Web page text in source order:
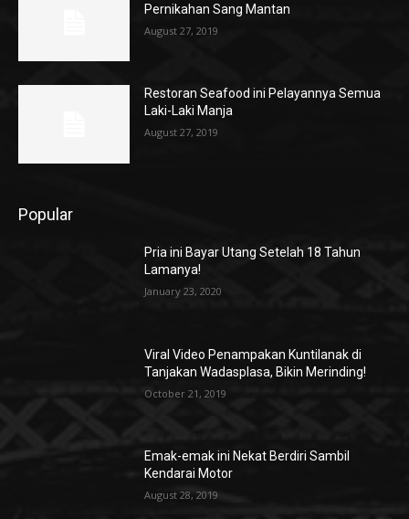
Pernikahan Sang Mantan
August 27, 2019
Restoran Seafood ini Pelayannya Semua
Laki-Laki Manja
August 27, 2019
Popular
Pria ini Bayar Utang Setelah 18 Tahun
Lamanya!
January 23, 2020
Viral Video Penampakan Kuntilanak di
Tanjakan Wadasplasa, Bikin Merinding!
October 21, 2019
Emak-emak ini Nekat Berdiri Sambil
Kendarai Motor
August 28, 2019